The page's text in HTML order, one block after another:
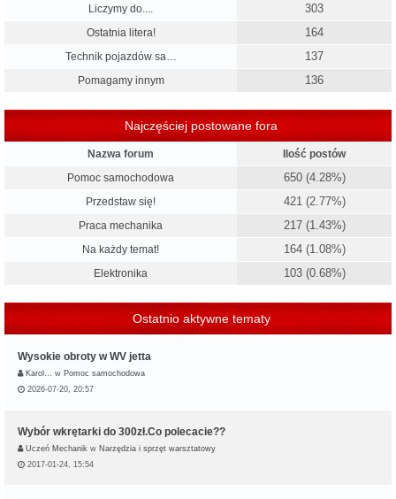
Liczymy do.... 303
Ostatnia litera! 164
Technik pojazdów sa… 137
Pomagamy innym 136
Najczęściej postowane fora
Nazwa forum
Ilość postów
Pomoc samochodowa
650 (4.28%)
Przedstaw się! 421 (2.77%)
Praca mechanika 217 (1.43%)
Na każdy temat! 164 (1.08%)
Elektronika 103 (0.68%)
Ostatnio aktywne tematy
Wysokie obroty w WV jetta
Karol… w Pomoc samochodowa
2026-07-20, 20:57
Wybór wkrętarki do 300zł.Co polecacie??
Uczeń Mechanik w Narzędzia i sprzęt warsztatowy
2017-01-24, 15:54